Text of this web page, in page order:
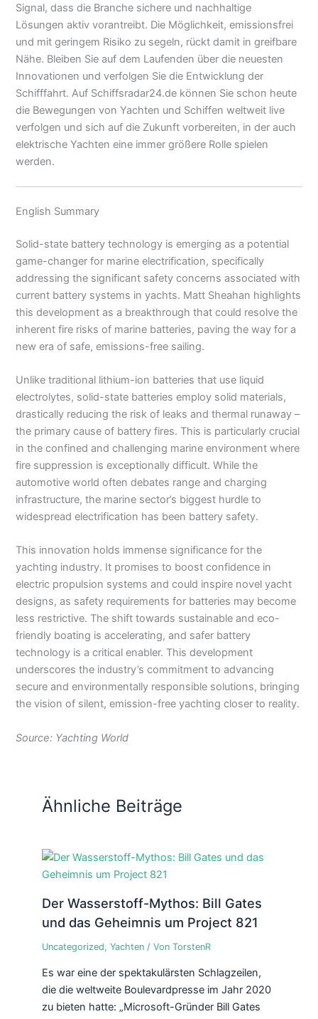
Signal, dass die Branche sichere und nachhaltige
Lösungen aktiv vorantreibt. Die Möglichkeit, emissionsfrei
und mit geringem Risiko zu segeln, rückt damit in greifbare
Nähe. Bleiben Sie auf dem Laufenden über die neuesten
Innovationen und verfolgen Sie die Entwicklung der
Schifffahrt. Auf Schiffsradar24.de können Sie schon heute
die Bewegungen von Yachten und Schiffen weltweit live
verfolgen und sich auf die Zukunft vorbereiten, in der auch
elektrische Yachten eine immer größere Rolle spielen
werden.
English Summary
Solid-state battery technology is emerging as a potential
game-changer for marine electrification, specifically
addressing the significant safety concerns associated with
current battery systems in yachts. Matt Sheahan highlights
this development as a breakthrough that could resolve the
inherent fire risks of marine batteries, paving the way for a
new era of safe, emissions-free sailing.
Unlike traditional lithium-ion batteries that use liquid
electrolytes, solid-state batteries employ solid materials,
drastically reducing the risk of leaks and thermal runaway –
the primary cause of battery fires. This is particularly crucial
in the confined and challenging marine environment where
fire suppression is exceptionally difficult. While the
automotive world often debates range and charging
infrastructure, the marine sector’s biggest hurdle to
widespread electrification has been battery safety.
This innovation holds immense significance for the
yachting industry. It promises to boost confidence in
electric propulsion systems and could inspire novel yacht
designs, as safety requirements for batteries may become
less restrictive. The shift towards sustainable and eco-
friendly boating is accelerating, and safer battery
technology is a critical enabler. This development
underscores the industry’s commitment to advancing
secure and environmentally responsible solutions, bringing
the vision of silent, emission-free yachting closer to reality.
Source: Yachting World
Ähnliche Beiträge
Der Wasserstoff-Mythos: Bill Gates
und das Geheimnis um Project 821
Uncategorized, Yachten/ Von TorstenR
Es war eine der spektakulärsten Schlagzeilen,
die die weltweite Boulevardpresse im Jahr 2020
zu bieten hatte: „Microsoft-Gründer Bill Gates